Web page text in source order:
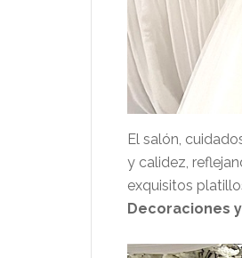
El salón,
y calidez,
exquisitos
Decoraciones